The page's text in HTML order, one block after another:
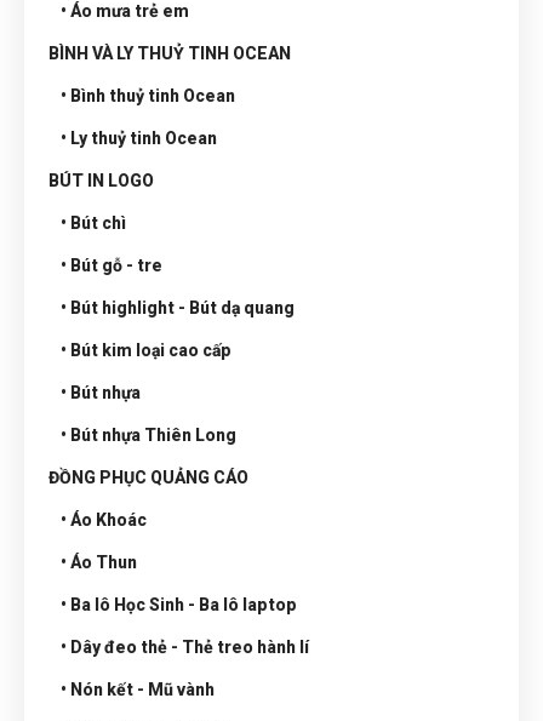
• Áo mưa trẻ em
BÌNH VÀ LY THUỶ TINH OCEAN
• Bình thuỷ tinh Ocean
• Ly thuỷ tinh Ocean
BÚT IN LOGO
• Bút chì
• Bút gỗ - tre
• Bút highlight - Bút dạ quang
• Bút kim loại cao cấp
• Bút nhựa
• Bút nhựa Thiên Long
ĐỒNG PHỤC QUẢNG CÁO
• Áo Khoác
• Áo Thun
• Ba lô Học Sinh - Ba lô laptop
• Dây đeo thẻ - Thẻ treo hành lí
• Nón kết - Mũ vành